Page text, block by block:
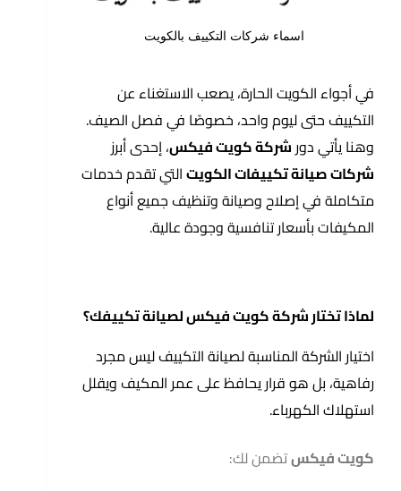
اسماء شركات التكييف بالكويت
في أجواء الكويت الحارة، يصعب الاستغناء عن
التكييف حتى ليوم واحد، خصوصًا في فصل الصيف.
وهنا يأتي دورشركة كويت فيكس، إحدى أبرز
شركات صيانة تكييفات الكويتالتي تقدم خدمات
متكاملة في إصلاح وصيانة وتنظيف جميع أنواع
المكيفات بأسعار تنافسية وجودة عالية.
لماذا تختار شركة كويت فيكس لصيانة تكييفك؟
اختيار الشركة المناسبة لصيانة التكييف ليس مجرد
رفاهية، بل هو قرار يحافظ على عمر المكيف ويقلل
استهلاك الكهرباء.
كويت فيكستضمن لك: